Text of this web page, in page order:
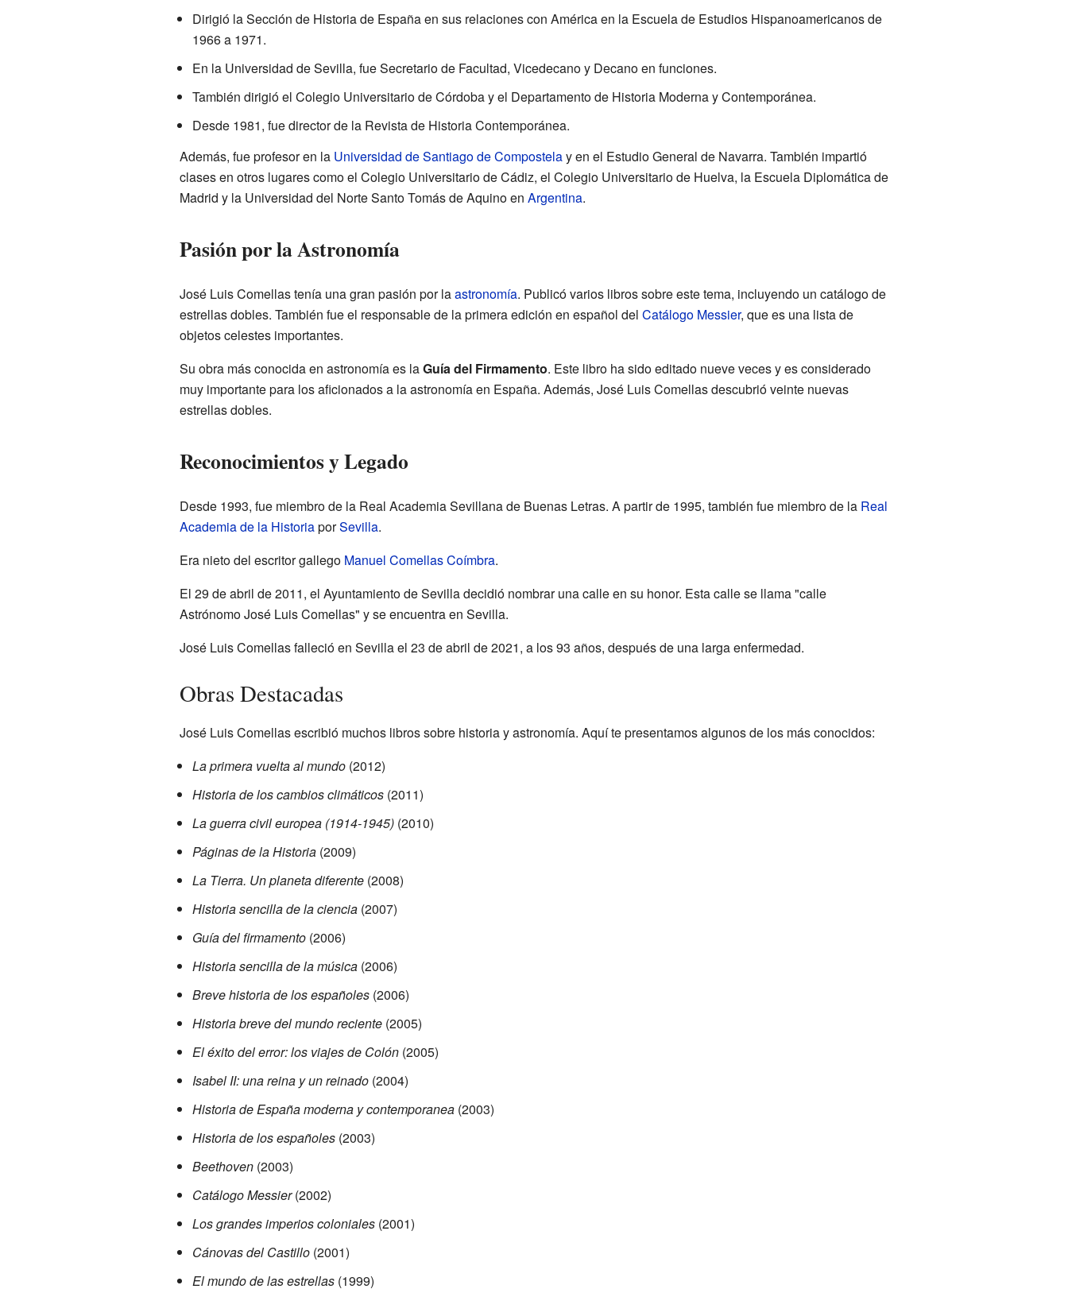
Dirigió la Sección de Historia de España en sus relaciones con América en la Escuela de Estudios Hispanoamericanos de
1966 a 1971.
En la Universidad de Sevilla, fue Secretario de Facultad, Vicedecano y Decano en funciones.
También dirigió el Colegio Universitario de Córdoba y el Departamento de Historia Moderna y Contemporánea.
Desde 1981, fue director de la Revista de Historia Contemporánea.
Además, fue profesor en la Universidad de Santiago de Compostelay en el Estudio General de Navarra. También impartió
clases en otros lugares como el Colegio Universitario de Cádiz, el Colegio Universitario de Huelva, la Escuela Diplomática de
Madrid y la Universidad del Norte Santo Tomás de Aquino en Argentina.
Pasión por la Astronomía
José Luis Comellas tenía una gran pasión por laastronomía. Publicó varios libros sobre este tema, incluyendo un catálogo de
estrellas dobles. También fue el responsable de la primera edición en español del Catálogo Messier, que es una lista de
objetos celestes importantes.
Su obra más conocida en astronomía es laGuía del Firmamento. Este libro ha sido editado nueve veces y es considerado
muy importante para los aficionados a la astronomía en España. Además, José Luis Comellas descubrió veinte nuevas
estrellas dobles.
Reconocimientos y Legado
Desde 1993, fue miembro de la Real Academia Sevillana de Buenas Letras. A partir de 1995, también fue miembro de la Real
Academia de la HistoriaporSevilla.
Era nieto del escritor gallego Manuel Comellas Coímbra.
El 29 de abril de 2011, el Ayuntamiento de Sevilla decidió nombrar una calle en su honor. Esta calle se llama "calle
Astrónomo José Luis Comellas" y se encuentra en Sevilla.
José Luis Comellas falleció en Sevilla el 23 de abril de 2021, a los 93 años, después de una larga enfermedad.
Obras Destacadas
José Luis Comellas escribió muchos libros sobre historia y astronomía. Aquí te presentamos algunos de los más conocidos:
La primera vuelta al mundo(2012)
Historia de los cambios climáticos(2011)
La guerra civil europea (1914-1945)(2010)
Páginas de la Historia(2009)
La Tierra. Un planeta diferente(2008)
Historia sencilla de la ciencia(2007)
Guía del firmamento(2006)
Historia sencilla de la música(2006)
Breve historia de los españoles(2006)
Historia breve del mundo reciente(2005)
El éxito del error: los viajes de Colón(2005)
Isabel II: una reina y un reinado(2004)
Historia de España moderna y contemporanea(2003)
Historia de los españoles(2003)
Beethoven(2003)
Catálogo Messier(2002)
Los grandes imperios coloniales(2001)
Cánovas del Castillo(2001)
El mundo de las estrellas(1999)